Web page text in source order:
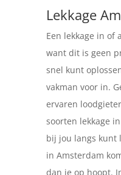
Lekkage
Een lekkage in of
want dit is geen
snel kunt
vakman voor in.
ervaren
soorten lekkage
bij jou langs kunt
in Amsterdam
dan je op hoopt.